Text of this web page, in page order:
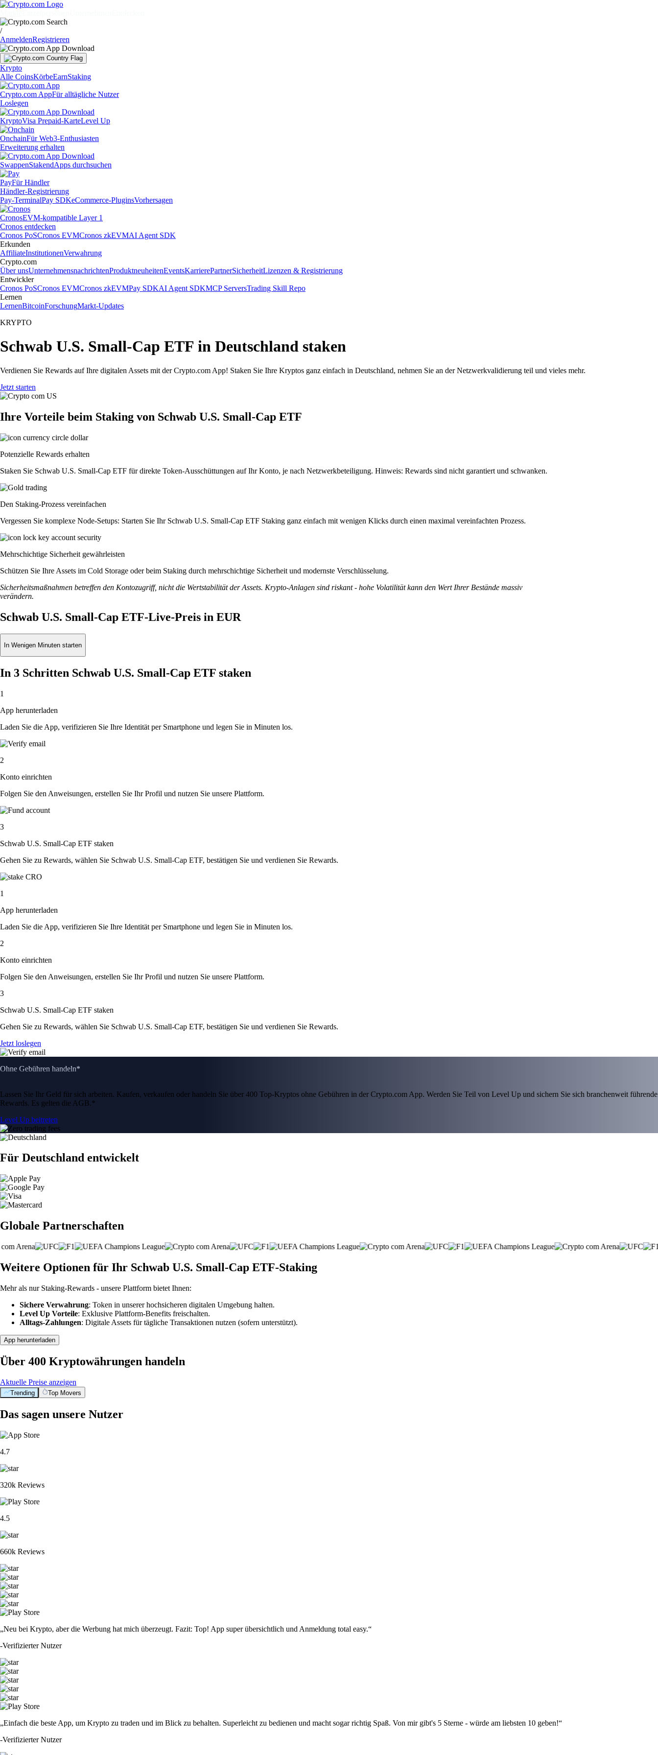
/
AnmeldenRegistrieren
Krypto
Alle CoinsKörbeEarnStaking
Crypto.com AppFür alltägliche Nutzer
Loslegen
KryptoVisa Prepaid-KarteLevel Up
OnchainFür Web3-Enthusiasten
Erweiterung erhalten
SwappenStakendApps durchsuchen
PayFür Händler
Händler-Registrierung
Pay-TerminalPay SDKeCommerce-PluginsVorhersagen
CronosEVM-kompatible Layer 1
Cronos entdecken
Cronos PoSCronos EVMCronos zkEVMAI Agent SDK
Erkunden
AffiliateInstitutionenVerwahrung
Crypto.com
Über unsUnternehmensnachrichtenProduktneuheitenEventsKarrierePartnerSicherheitLizenzen & Registrierung
Entwickler
Cronos PoSCronos EVMCronos zkEVMPay SDKAI Agent SDKMCP ServersTrading Skill Repo
Lernen
LernenBitcoinForschungMarkt-Updates
KRYPTO
Schwab U.S. Small-Cap ETF in Deutschland staken
Verdienen Sie Rewards auf Ihre digitalen Assets mit der Crypto.com App! Staken Sie Ihre Kryptos ganz einfach in Deutschland, nehmen Sie an der Netzwerkvalidierung teil und vieles mehr.
Jetzt starten
Ihre Vorteile beim Staking von Schwab U.S. Small-Cap ETF
Potenzielle Rewards erhalten
Staken Sie Schwab U.S. Small-Cap ETF für direkte Token-Ausschüttungen auf Ihr Konto, je nach Netzwerkbeteiligung. Hinweis: Rewards sind nicht garantiert und schwanken.
Den Staking-Prozess vereinfachen
Vergessen Sie komplexe Node-Setups: Starten Sie Ihr Schwab U.S. Small-Cap ETF Staking ganz einfach mit wenigen Klicks durch einen maximal vereinfachten Prozess.
Mehrschichtige Sicherheit gewährleisten
Schützen Sie Ihre Assets im Cold Storage oder beim Staking durch mehrschichtige Sicherheit und modernste Verschlüsselung.
Sicherheitsmaßnahmen betreffen den Kontozugriff, nicht die Wertstabilität der Assets. Krypto-Anlagen sind riskant - hohe Volatilität kann den Wert Ihrer Bestände massiv
verändern.
Schwab U.S. Small-Cap ETF-Live-Preis in EUR
In Wenigen Minuten starten
In 3 Schritten Schwab U.S. Small-Cap ETF staken
1
App herunterladen
Laden Sie die App, verifizieren Sie Ihre Identität per Smartphone und legen Sie in Minuten los.
2
Konto einrichten
Folgen Sie den Anweisungen, erstellen Sie Ihr Profil und nutzen Sie unsere Plattform.
3
Schwab U.S. Small-Cap ETF staken
Gehen Sie zu Rewards, wählen Sie Schwab U.S. Small-Cap ETF, bestätigen Sie und verdienen Sie Rewards.
1
App herunterladen
Laden Sie die App, verifizieren Sie Ihre Identität per Smartphone und legen Sie in Minuten los.
2
Konto einrichten
Folgen Sie den Anweisungen, erstellen Sie Ihr Profil und nutzen Sie unsere Plattform.
3
Schwab U.S. Small-Cap ETF staken
Gehen Sie zu Rewards, wählen Sie Schwab U.S. Small-Cap ETF, bestätigen Sie und verdienen Sie Rewards.
Jetzt loslegen
Ohne Gebühren handeln*
Lassen Sie Ihr Geld für sich arbeiten. Kaufen, verkaufen oder handeln Sie über 400 Top-Kryptos ohne Gebühren in der Crypto.com App. Werden Sie Teil von Level Up und sichern Sie sich branchenweit führende
Rewards. Es gelten die AGB.*
Level Up beitreten
Für Deutschland entwickelt
Globale Partnerschaften
Weitere Optionen für Ihr Schwab U.S. Small-Cap ETF-Staking
Mehr als nur Staking-Rewards - unsere Plattform bietet Ihnen:
Sichere Verwahrung: Token in unserer hochsicheren digitalen Umgebung halten.
Level Up Vorteile: Exklusive Plattform-Benefits freischalten.
Alltags-Zahlungen: Digitale Assets für tägliche Transaktionen nutzen (sofern unterstützt).
App herunterladen
Über 400 Kryptowährungen handeln
Aktuelle Preise anzeigen
Trending Top Movers
Das sagen unsere Nutzer
4.7
320k Reviews
4.5
660k Reviews
„Neu bei Krypto, aber die Werbung hat mich überzeugt. Fazit: Top! App super übersichtlich und Anmeldung total easy.“
-Verifizierter Nutzer
„Einfach die beste App, um Krypto zu traden und im Blick zu behalten. Superleicht zu bedienen und macht sogar richtig Spaß. Von mir gibt's 5 Sterne - würde am liebsten 10 geben!“
-Verifizierter Nutzer